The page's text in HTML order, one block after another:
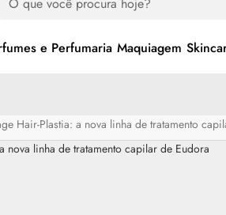
e Perfumaria Maquiagem
Hair-Plastia: a nova linha de tratamento